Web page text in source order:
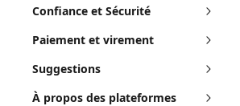
Confiance et Sécurité
Paiement et virement
Suggestions
À propos des plateformes